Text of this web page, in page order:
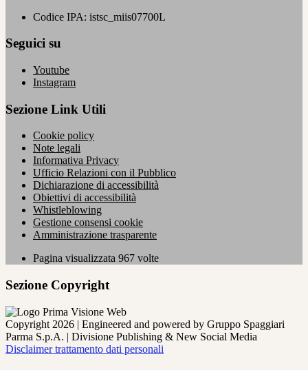
Codice IPA: istsc_miis07700L
Seguici su
Youtube
Instagram
Sezione Link Utili
Cookie policy
Note legali
Informativa Privacy
Ufficio Relazioni con il Pubblico
Dichiarazione di accessibilità
Obiettivi di accessibilità
Whistleblowing
Gestione consensi cookie
Amministrazione trasparente
Pagina visualizzata 967 volte
Sezione Copyright
Copyright 2026 | Engineered and powered by Gruppo Spaggiari
Parma S.p.A. | Divisione Publishing & New Social Media
Disclaimer trattamento dati personali